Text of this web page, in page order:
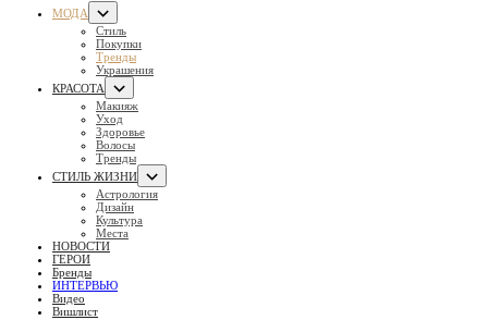
МОДА
Стиль
Покупки
Тренды
Украшения
КРАСОТА
Макияж
Уход
Здоровье
Волосы
Тренды
СТИЛЬ ЖИЗНИ
Астрология
Дизайн
Культура
Места
НОВОСТИ
ГЕРОИ
Бренды
ИНТЕРВЬЮ
Видео
Вишлист